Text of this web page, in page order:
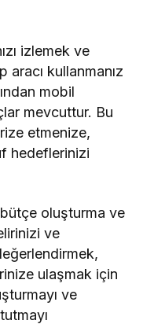
izlemek ve
kullanmanız
mobil
mevcuttur. Bu
etmenize,
hedeflerinizi
bütçe oluşturma ve
ve
ulaşmak için
ve